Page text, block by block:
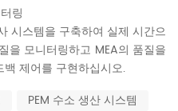
링
시스템을 구축하여 실제 시간으
을 모니터링하고 MEA의 품질을
제어를 구현하십시오.
PEM 수소 생산 시스템